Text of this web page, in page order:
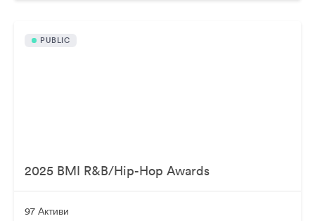
PUBLIC
2025 BMI R&B/Hip-Hop Awards
97 Активи